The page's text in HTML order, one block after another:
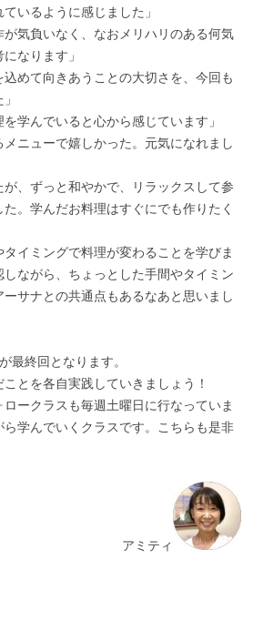
いるように感じました」
が気負いなく、なおメリハリのある何気
なります」
込めて向きあうことの大切さを、今回も
を学んでいると心から感じています」
メニューで嬉しかった。元気になれまし
が、ずっと和やかで、リラックスして参
。学んだお料理はすぐにでも作りたく
タイミングで料理が変わることを学びま
しながら、ちょっとした手間やタイミン
サナとの共通点もあるなあと思いまし
最終回となります。
とを各自実践していきましょう！
ークラスも毎週土曜日に行なっていま
学んでいくクラスです。こちらも是非
アミティ